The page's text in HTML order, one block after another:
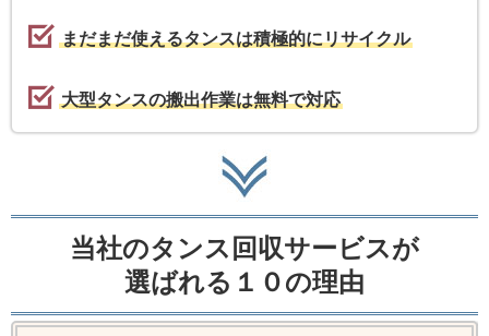
まだまだ使えるタンスは積極的にリサイクル
大型タンスの搬出作業は無料で対応
当社のタンス回収サービスが
選ばれる１０の理由